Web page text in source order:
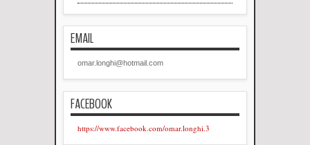
EMAIL
omar.longhi@hotmail.com
FACEBOOK
https://www.facebook.com/omar.longhi.3